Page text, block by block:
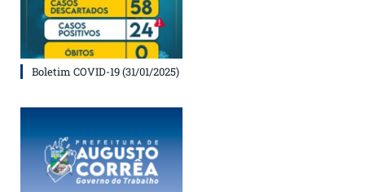
Boletim COVID-19 (31/01/2025)